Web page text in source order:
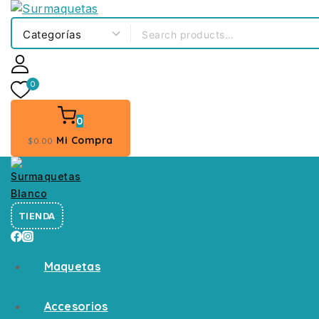
0
0
$0 .00 Mi Compra
TIENDA
Maquetas
Accesorios